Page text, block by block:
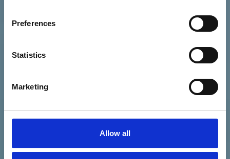
Preferences
Statistics
Marketing
Allow all
Corso medical - First